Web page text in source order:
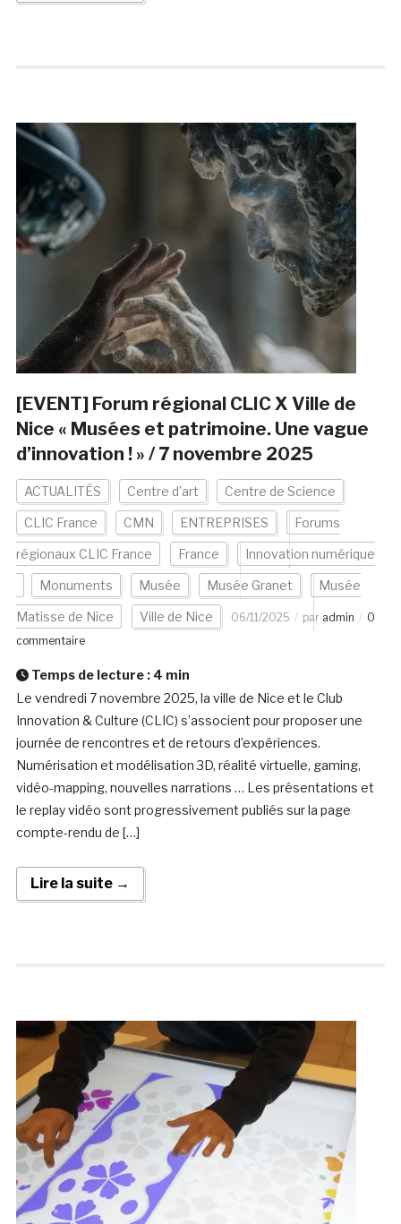
[EVENT] Forum régional CLIC X Ville de
Nice « Musées et patrimoine. Une vague
d’innovation ! » / 7 novembre 2025
ACTUALITÉS Centre d'art Centre de Science
CLIC France CMN ENTREPRISES Forums
régionaux CLIC France France Innovation numérique
Monuments Musée Musée Granet Musée
Matisse de Nice Ville de Nice 06/11/2025 par admin
0
commentaire
Temps de lecture : 4 min
Le vendredi 7 novembre 2025, la ville de Nice et le Club
Innovation & Culture (CLIC) s’associent pour proposer une
journée de rencontres et de retours d’expériences.
Numérisation et modélisation 3D, réalité virtuelle, gaming,
vidéo-mapping, nouvelles narrations … Les présentations et
le replay vidéo sont progressivement publiés sur la page
compte-rendu de […]
Lire la suite →